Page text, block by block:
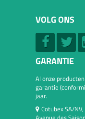
VOLG ONS
GARANTIE
Al onze
garantie
jaar.
Cotubex SA/NV,